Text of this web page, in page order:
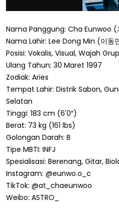
Nama Panggung: Cha Eunwoo (
Nama Lahir: Lee Dong Min (이동
Posisi: Vokalis, Visual, Wajah Grup
Ulang Tahun: 30 Maret 1997
Zodiak: Aries
Tempat Lahir: Distrik Sabon,
Selatan
Tinggi: 183 cm (6'0″)
Berat: 73 kg (161 lbs)
Golongan Darah: B
Tipe MBTI: INFJ
Spesialisasi: Berenang, Gitar,
Instagram: @eunwo.o_c
TikTok: @at_chaeunwoo
Weibo: ASTRO_